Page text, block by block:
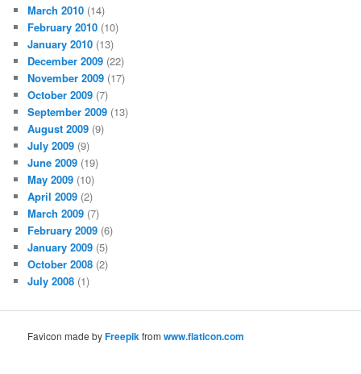
March 2010 (14)
February 2010 (10)
January 2010 (13)
December 2009 (22)
November 2009 (17)
October 2009 (7)
September 2009 (13)
August 2009 (9)
July 2009 (9)
June 2009 (19)
May 2009 (10)
April 2009 (2)
March 2009 (7)
February 2009 (6)
January 2009 (5)
October 2008 (2)
July 2008 (1)
Favicon made byFreepikfromwww.flaticon.com